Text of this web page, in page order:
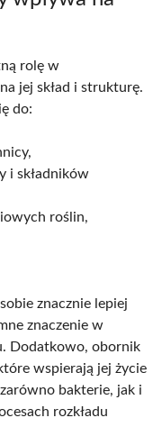
rolę w
jej skład i strukturę.
do:
i składników
roślin,
znacznie lepiej
znaczenie w
Dodatkowo, obornik
wspierają jej życie
bakterie, jak i
rozkładu